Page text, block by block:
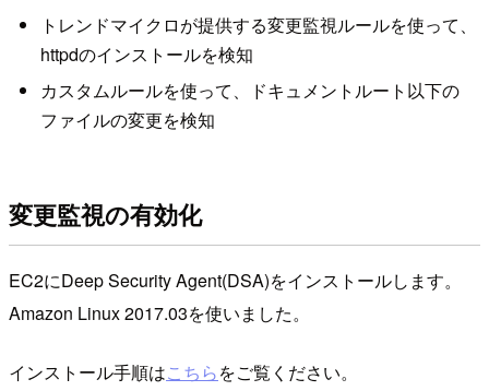
トレンドマイクロが提供する変更監視ルールを使って、
httpdのインストールを検知
カスタムルールを使って、ドキュメントルート以下の
ファイルの変更を検知
変更監視の有効化
EC2にDeep Security Agent(DSA)をインストールします。
Amazon Linux 2017.03を使いました。
インストール手順はこちらをご覧ください。